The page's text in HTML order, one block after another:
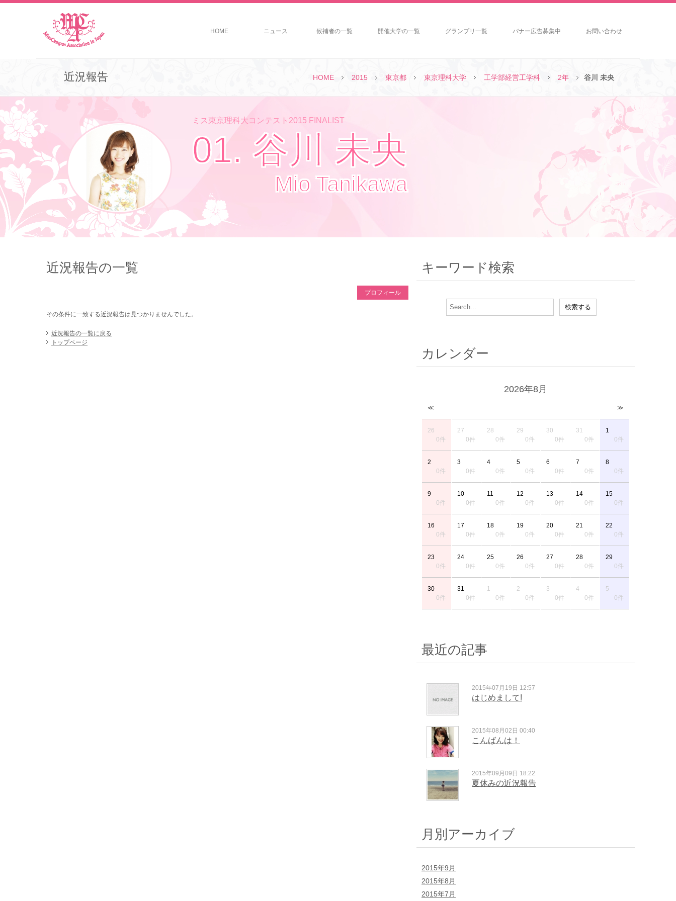
HOME ニュース 候補者の一覧 開催大学の一覧 グランプリ一覧 バナー広告募集中 お問い合わせ
HOME 2015 東京都 東京理科大学 工学部経営工学科 2年 谷川 未央
近況報告
ミス東京理科大コンテスト2015 FINALIST
01. 谷川 未央
Mio Tanikawa
近況報告の一覧
プロフィール
その条件に一致する近況報告は見つかりませんでした。
近況報告の一覧に戻る
トップページ
キーワード検索
カレンダー
2026年8月
≪ ≫
26
0件
27
0件
28
0件
29
0件
30
0件
31
0件
1
0件
2
0件
3
0件
4
0件
5
0件
6
0件
7
0件
8
0件
9
0件
10
0件
11
0件
12
0件
13
0件
14
0件
15
0件
16
0件
17
0件
18
0件
19
0件
20
0件
21
0件
22
0件
23
0件
24
0件
25
0件
26
0件
27
0件
28
0件
29
0件
30
0件
31
0件
1
0件
2
0件
3
0件
4
0件
5
0件
最近の記事
はじめまして!
2015年07月19日 12:57
こんばんは！
2015年08月02日 00:40
夏休みの近況報告
2015年09月09日 18:22
月別アーカイブ
2015年9月
2015年8月
2015年7月